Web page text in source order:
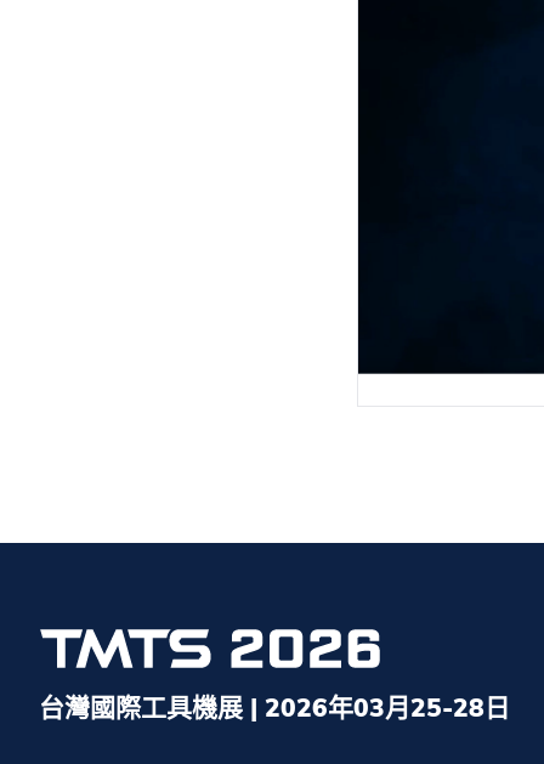
台灣國際工具機展 | 2026年03月25-28日